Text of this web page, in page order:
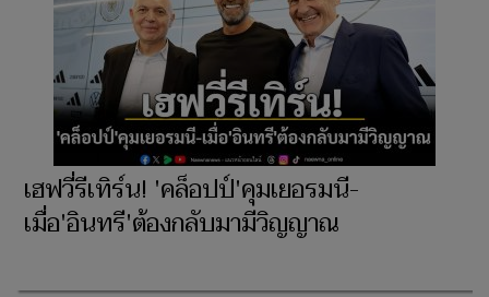
เฮฟวี่รีเทิร์น! 'คล็อปป์'คุมเยอรมนี-
เมื่อ'อินทรี'ต้องกลับมามีวิญญาณ